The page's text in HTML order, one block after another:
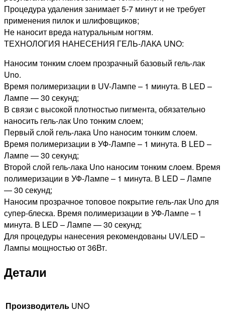
Процедура удаления занимает 5-7 минут и не требует
применения пилок и шлифовщиков;
Не наносит вреда натуральным ногтям.
ТЕХНОЛОГИЯ НАНЕСЕНИЯ ГЕЛЬ-ЛАКА UNO:
Наносим тонким слоем прозрачный базовый гель-лак
Uno.
Время полимеризации в UV-Лампе – 1 минута. В LED –
Лампе — 30 секунд;
В связи с высокой плотностью пигмента, обязательно
наносить гель-лак Uno тонким слоем;
Первый слой гель-лака Uno наносим тонким слоем.
Время полимеризации в УФ-Лампе – 1 минута. В LED –
Лампе — 30 секунд;
Второй слой гель-лака Uno наносим тонким слоем. Время
полимеризации в УФ-Лампе – 1 минута. В LED – Лампе
— 30 секунд;
Наносим прозрачное топовое покрытие гель-лак Uno для
супер-блеска. Время полимеризации в УФ-Лампе – 1
минута. В LED – Лампе — 30 секунд;
Для процедуры нанесения рекомендованы UV/LED –
Лампы мощностью от 36Вт.
Детали
Производитель UNO